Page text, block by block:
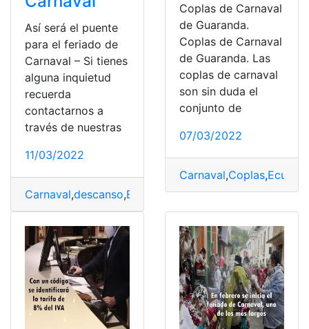
Así será el puente
para el feriado de
Carnaval – Si tienes
alguna inquietud
recuerda
contactarnos a
través de nuestras
11/03/2022
Carnaval,descanso,Ecuador,Feriados,puente
Coplas de Carnaval
de Guaranda.
Coplas de Carnaval
de Guaranda. Las
coplas de carnaval
son sin duda el
conjunto de
07/03/2022
Carnaval,Coplas,